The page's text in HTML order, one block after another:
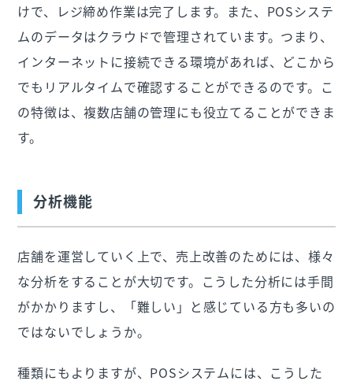
けで、レジ締め作業は完了します。また、POSシステ
ムのデータはクラウドで管理されています。つまり、
インターネットに接続できる環境があれば、どこから
でもリアルタイムで確認することができるのです。こ
の特徴は、複数店舗の管理にも役立てることができま
す。
分析機能
店舗を運営していく上で、売上改善のためには、様々
な分析をすることが大切です。こうした分析には手間
がかかりますし、「難しい」と感じている方も多いの
ではないでしょうか。
種類にもよりますが、POSシステムには、こうした